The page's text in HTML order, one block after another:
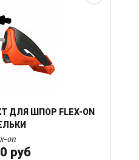
ШПОР FLEX-ON
on
руб